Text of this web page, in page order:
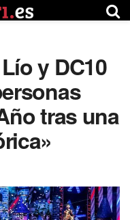
y DC10
tras una